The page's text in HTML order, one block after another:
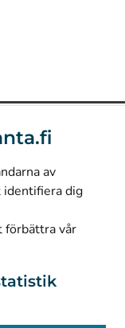
av
dig
förbättra vår